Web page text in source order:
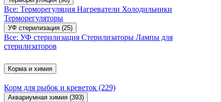
Все: Терморегуляция Нагреватели Холодильники
Терморегуляторы
УФ стерилизация (25)
Все: УФ стерилизация Стерилизаторы Лампы для
стерилизаторов
Корма и химия
Корм для рыбок и креветок (229)
Аквариумная химия (393)